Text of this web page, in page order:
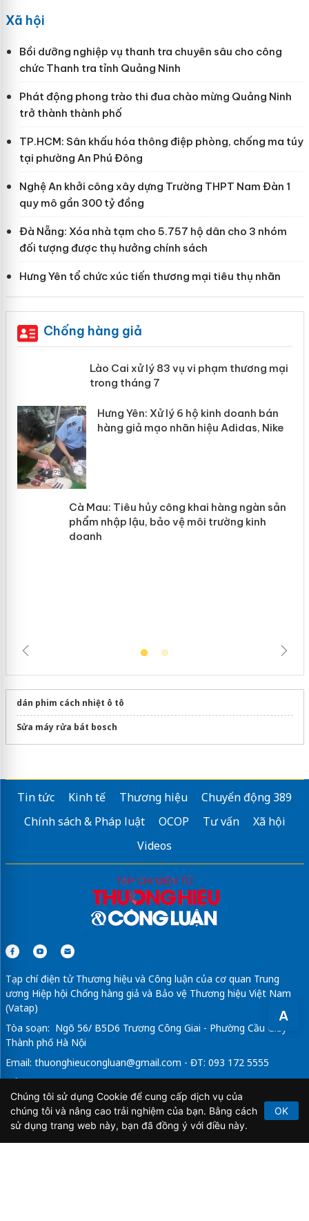
A
Xã hội
Bồi dưỡng nghiệp vụ thanh tra chuyên sâu cho công
chức Thanh tra tỉnh Quảng Ninh
Phát động phong trào thi đua chào mừng Quảng Ninh
trở thành thành phố
TP.HCM: Sân khấu hóa thông điệp phòng, chống ma túy
tại phường An Phú Đông
Nghệ An khởi công xây dựng Trường THPT Nam Đàn 1
quy mô gần 300 tỷ đồng
Đà Nẵng: Xóa nhà tạm cho 5.757 hộ dân cho 3 nhóm
đối tượng được thụ hưởng chính sách
Hưng Yên tổ chức xúc tiến thương mại tiêu thụ nhãn
Chống hàng giả
Lào Cai xử lý 83 vụ vi phạm thương
mại trong tháng 7
dán phim cách nhiệt ô tô
Sửa máy rửa bát bosch
Tin tức Kinh tế Thương hiệu
Chuyển động 389
Chính sách & Pháp luật
OCOP Tư vấn
Xã hội
Videos
Tạp chí điện tử Thương hiệu và Công luận của cơ quan Trung
ương Hiệp hội Chống hàng giả và Bảo vệ Thương hiệu Việt Nam
(Vatap)
Tòa soạn: Ngõ 56/ B5D6 Trương Công Giai - Phường Cầu Giấy -
Thành phố Hà Nội
Email: thuonghieucongluan@gmail.com - ĐT: 093 172 5555
Tổng Biên Tập: Vũ Đức Thuận
Giấy phép hoạt động báo chí điện tử số 64/GP-BTTTT do Bộ
Thông tin và Truyền thông cấp ngày 21/2/2020.
Chúng tôi sử dụng Cookie để cung cấp dịch vụ của
chúng tôi và nâng cao trải nghiệm của bạn. Bằng cách
sử dụng trang web này, bạn đã đồng ý với điều này.
OK